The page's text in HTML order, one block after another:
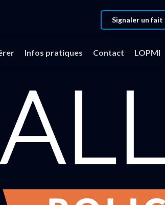
Signaler un fait
Infos pratiques Contact LOPMI